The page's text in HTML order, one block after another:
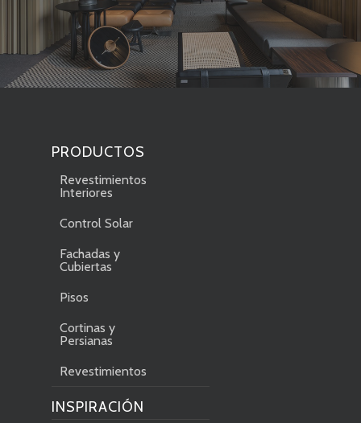
PRODUCTOS
Revestimientos
Interiores
Control Solar
Fachadas y
Cubiertas
Pisos
Cortinas y
Persianas
Revestimientos
INSPIRACIÓN